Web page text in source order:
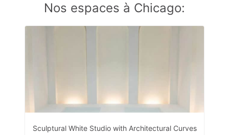
Nos espaces à Chicago:
Sculptural White Studio with Architectural Curves